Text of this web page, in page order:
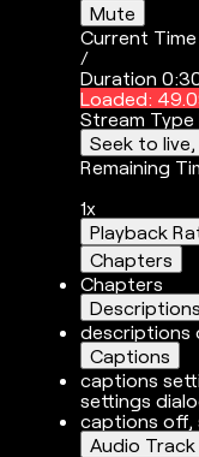
Mute
Current
/
Duration
Loaded:
Stream Type
Seek to
Remaining
1x
Playback
Chapters
Chapters
Descriptions
descriptions
Captions
captions
settings
captions off
Audio Track